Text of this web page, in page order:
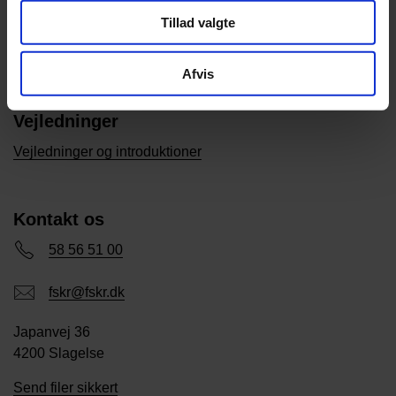
Tillad valgte
Afvis
friskoler og private grundskoler i henhold til Lov om
friskoler og private grundskoler.
Vejledninger
Vejledninger og introduktioner
Kontakt os
58 56 51 00
fskr@fskr.dk
Japanvej 36
4200 Slagelse
Send filer sikkert